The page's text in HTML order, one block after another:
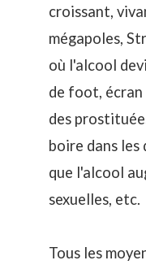
croissant,
mégapoles,
où l'alcool
de foot, écran
des
boire dans les
que l'alcool
sexuelles, etc.
Tous les